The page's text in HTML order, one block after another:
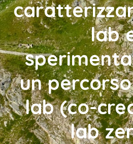
lab
un
lab (co-
lab